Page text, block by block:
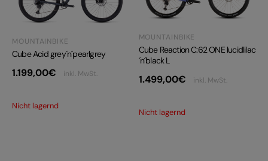
MOUNTAINBIKE
Cube Acid grey´n´pearlgrey
1.199,00€ inkl. MwSt.
Nicht lagernd
MOUNTAINBIKE
Cube Reaction C:62 ONE lucidlilac
´n´black L
1.499,00€ inkl. MwSt.
Nicht lagernd